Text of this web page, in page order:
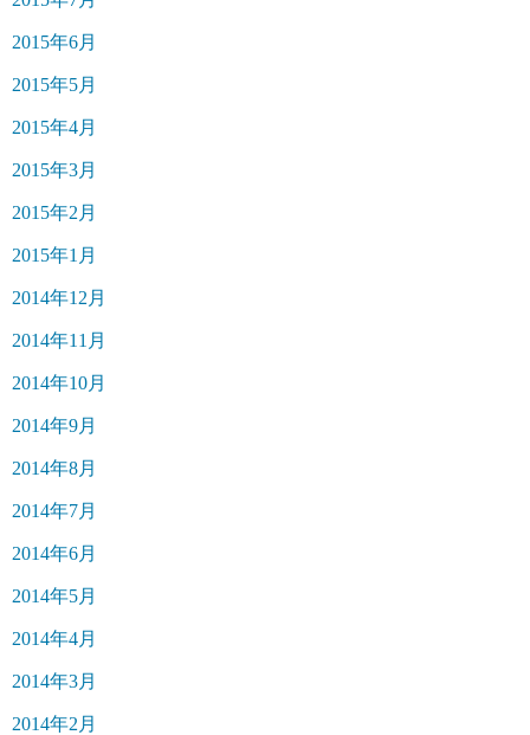
2015年6月
2015年5月
2015年4月
2015年3月
2015年2月
2015年1月
2014年12月
2014年11月
2014年10月
2014年9月
2014年8月
2014年7月
2014年6月
2014年5月
2014年4月
2014年3月
2014年2月